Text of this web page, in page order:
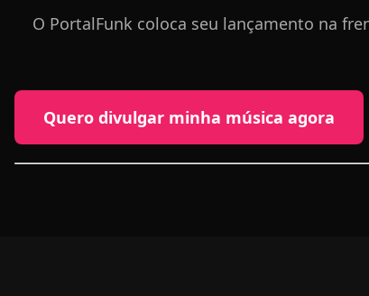
O PortalFunk coloca seu lançamento na
Quero divulgar minha música agora